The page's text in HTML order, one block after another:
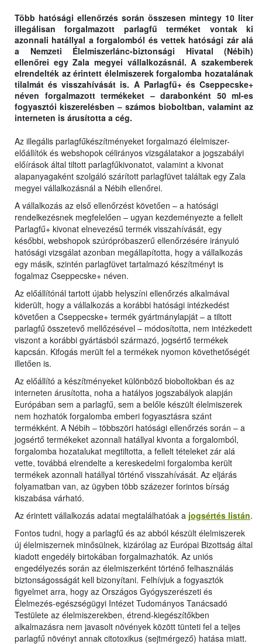
Több hatósági ellenőrzés során összesen mintegy 10 liter
illegálisan forgalmazott parlagfű terméket vontak ki
azonnali hatállyal a forgalomból és vettek hatósági zár alá
a Nemzeti Élelmiszerlánc-biztonsági Hivatal (Nébih)
ellenőrei egy Zala megyei vállalkozásnál. A szakemberek
elrendelték az érintett élelmiszerek forgalomba hozatalának
tilalmát és visszahívását is. A Parlagfű+ és Cseppecske+
néven forgalmazott termékeket – darabonként 50 ml-es
fogyasztói kiszerelésben – számos bioboltban, valamint az
interneten is árusította a cég.
Az illegális parlagfűkészítményeket forgalmazó élelmiszer-
előállítók és webshopok célirányos vizsgálatakor a jogszabályi
előírások által tiltott parlagfűkivonatot, valamint a kivonat
alapanyagaként szolgáló szárított parlagfüvet találtak egy Zala
megyei vállalkozásnál a Nébih ellenőrei.
A vállalkozás az első ellenőrzést követően – a hatósági
rendelkezésnek megfelelően – ugyan kezdeményezte a fellelt
Parlagfű+ kivonat elnevezésű termék visszahívását, egy
későbbi, webshopok szúrópróbaszerű ellenőrzésére irányuló
hatósági vizsgálat azonban megállapította, hogy a vállalkozás
egy másik, szintén parlagfüvet tartalmazó készítményt is
fogalmaz Cseppecske+ néven.
Az előállítónál tartott újabb helyszíni ellenőrzés alkalmával
kiderült, hogy a vállalkozás a korábbi hatósági intézkedést
követően a Cseppecske+ termék gyártmánylapját – a tiltott
parlagfű összetevő mellőzésével – módosította, nem intézkedett
viszont a korábbi gyártásból származó, jogsértő termékek
kapcsán. Kifogás merült fel a termékek nyomon követhetőségét
illetően is.
Az előállító a készítményeket különböző bioboltokban és az
interneten árusította, noha a hatályos jogszabályok alapján
Európában sem a parlagfű, sem a belőle készült élelmiszerek
nem hozhatók forgalomba emberi fogyasztásra szánt
termékként. A Nébih – többszöri hatósági ellenőrzés során – a
jogsértő termékeket azonnali hatállyal kivonta a forgalomból,
forgalomba hozatalukat megtiltotta, a fellelt tételeket zár alá
vette, továbbá elrendelte a kereskedelmi forgalomba került
termékek azonnali hatállyal történő visszahívását. Az eljárás
folyamatban van, az ügyben több százezer forintos bírság
kiszabása várható.
Az érintett vállalkozás adatai megtalálhatóak a jogsértés listán.
Fontos tudni, hogy a parlagfű és az abból készült élelmiszerek
új élelmiszernek minősülnek, kizárólag az Európai Bizottság által
kiadott engedély birtokában forgalmazhatók. Az uniós
engedélyezés során az élelmiszerként történő felhasználás
biztonságosságát kell bizonyítani. Felhívjuk a fogyasztók
figyelmet arra, hogy az Országos Gyógyszerészeti és
Élelmezés-egészségügyi Intézet Tudományos Tanácsadó
Testülete az élelmiszerekben, étrend-kiegészítőkben
alkalmazásra nem javasolt növények között tünteti fel a teljes
parlagfű növényt annak citotoxikus (sejtmérgező) hatása miatt.